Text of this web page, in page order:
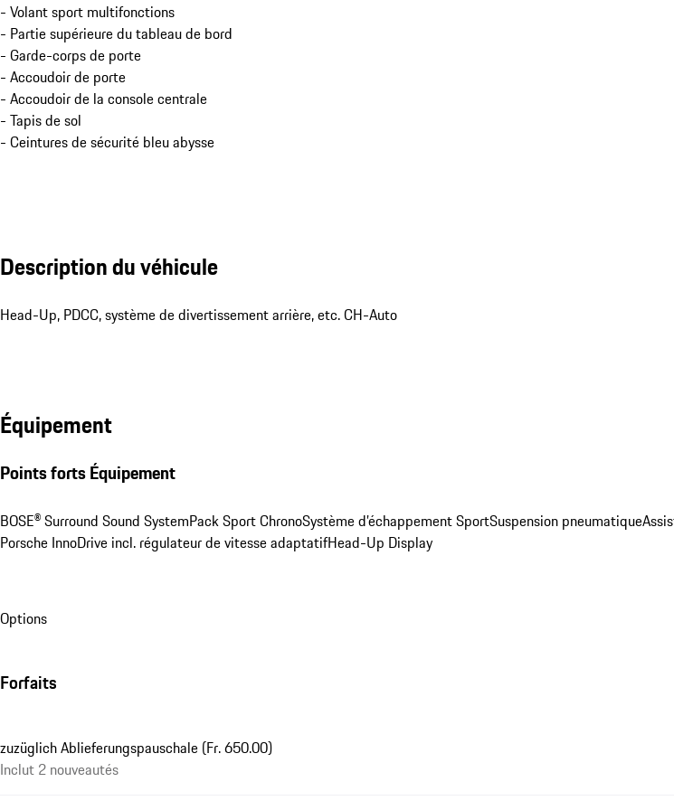
- Volant sport multifonctions
- Partie supérieure du tableau de bord
- Garde-corps de porte
- Accoudoir de porte
- Accoudoir de la console centrale
- Tapis de sol
- Ceintures de sécurité bleu abysse
Description du véhicule
Head-Up, PDCC, système de divertissement arrière, etc. CH-Auto
Équipement
Points forts Équipement
BOSE® Surround Sound SystemPack Sport ChronoSystème d’échappement SportSuspension pneumatique
Porsche InnoDrive incl. régulateur de vitesse adaptatifHead-Up Display
Options
Forfaits
zuzüglich Ablieferungspauschale (Fr. 650.00)
Inclut 2 nouveautés